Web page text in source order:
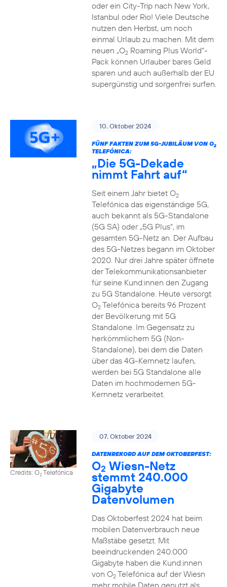
oder ein City-Trip nach New York,
Istanbul oder Rio! Viele Deutsche
nutzen den Herbst, um noch
einmal Urlaub zu machen. Mit dem
neuen „O2Roaming Plus World“-
Pack können Urlauber bares Geld
sparen und auch außerhalb der EU
supergünstig und sorgenfrei surfen.
10. Oktober 2024
FÜNF FAKTEN ZUM 5G-JUBILÄUM VON O2
TELEFÓNICA:
„Die 5G-Dekade
nimmt Fahrt auf“
Seit einem Jahr bietet O2
Telefónica das eigenständige 5G,
auch bekannt als 5G-Standalone
(5G SA) oder „5G Plus“, im
gesamten 5G-Netz an. Der Aufbau
des 5G-Netzes begann im Oktober
2020. Nur drei Jahre später öffnete
der Telekommunikationsanbieter
für seine Kund:innen den Zugang
zu 5G Standalone. Heute versorgt
O2Telefónica bereits 96 Prozent
der Bevölkerung mit 5G
Standalone. Im Gegensatz zu
herkömmlichem 5G (Non-
Standalone), bei dem die Daten
über das 4G-Kernnetz laufen,
werden bei 5G Standalone alle
Daten im hochmodernen 5G-
Kernnetz verarbeitet.
Credits: O2Telefónica
07. Oktober 2024
DATENREKORD AUF DEM OKTOBERFEST:
O2 Wiesn-Netz
stemmt 240.000
Gigabyte
Datenvolumen
Das Oktoberfest 2024 hat beim
mobilen Datenverbrauch neue
Maßstäbe gesetzt. Mit
beeindruckenden 240.000
Gigabyte haben die Kund:innen
von O2Telefónica auf der Wiesn
mehr mobile Daten genutzt als